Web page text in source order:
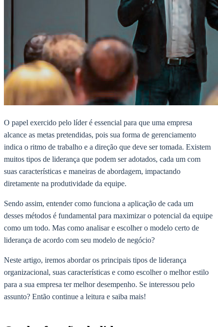
O papel exercido pelo líder é essencial para que uma empresa
alcance as metas pretendidas, pois sua forma de gerenciamento
indica o ritmo de trabalho e a direção que deve ser tomada. Existem
muitos tipos de liderança que podem ser adotados, cada um com
suas características e maneiras de abordagem, impactando
diretamente na produtividade da equipe.
Sendo assim, entender como funciona a aplicação de cada um
desses métodos é fundamental para maximizar o potencial da equipe
como um todo. Mas como analisar e escolher o modelo certo de
liderança de acordo com seu modelo de negócio?
Neste artigo, iremos abordar os principais tipos de liderança
organizacional, suas características e como escolher o melhor estilo
para a sua empresa ter melhor desempenho. Se interessou pelo
assunto? Então continue a leitura e saiba mais!